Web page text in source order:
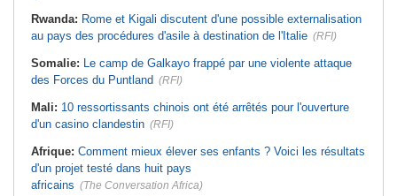
Rwanda: Rome et Kigali discutent d'une possible externalisation
au pays des procédures d'asile à destination de l'Italie (RFI)
Somalie: Le camp de Galkayo frappé par une violente attaque
des Forces du Puntland (RFI)
Mali: 10 ressortissants chinois ont été arrêtés pour l'ouverture
d'un casino clandestin (RFI)
Afrique: Comment mieux élever ses enfants ? Voici les résultats
d'un projet testé dans huit pays
africains (The Conversation Africa)